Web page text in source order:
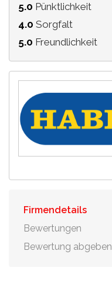
5.0 Pünktlichkeit
4.0 Sorgfalt
5.0 Freundlichkeit
Firmendetails
Bewertungen
Bewertung abgeben